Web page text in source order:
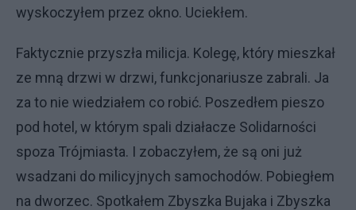
wyskoczyłem przez okno. Uciekłem.
Faktycznie przyszła milicja. Kolegę, który mieszkał
ze mną drzwi w drzwi, funkcjonariusze zabrali. Ja
za to nie wiedziałem co robić. Poszedłem pieszo
pod hotel, w którym spali działacze Solidarności
spoza Trójmiasta. I zobaczyłem, że są oni już
wsadzani do milicyjnych samochodów. Pobiegłem
na dworzec. Spotkałem Zbyszka Bujaka i Zbyszka